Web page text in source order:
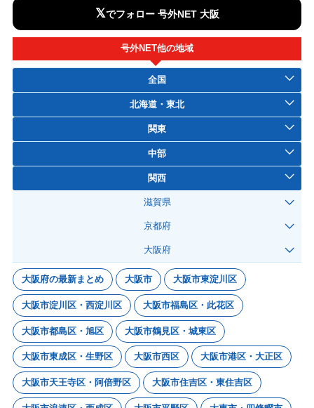
𝕏でフォロー 号外NET 大阪
号外NET他の地域
全国
北海道・東北
関東
中部
関西
滋賀県
京都府
大阪府
大阪府の最新まとめ 大阪市 大阪市東淀川区
大阪市淀川区・西淀川区 大阪市福島区・此花区
大阪市都島区・旭区 大阪市鶴見区・城東区
大阪市東成区・生野区 大阪市西区 大阪市港区・大正区
大阪市天王寺区・阿倍野区 大阪市住吉区・東住吉区